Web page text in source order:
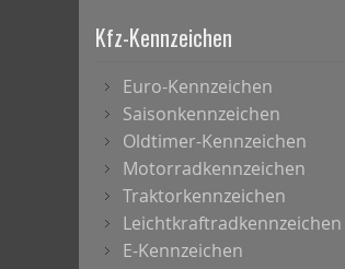
Kfz-Kennzeichen
Euro-Kennzeichen
Saisonkennzeichen
Oldtimer-Kennzeichen
Motorradkennzeichen
Traktorkennzeichen
Leichtkraftradkennzeichen
E-Kennzeichen